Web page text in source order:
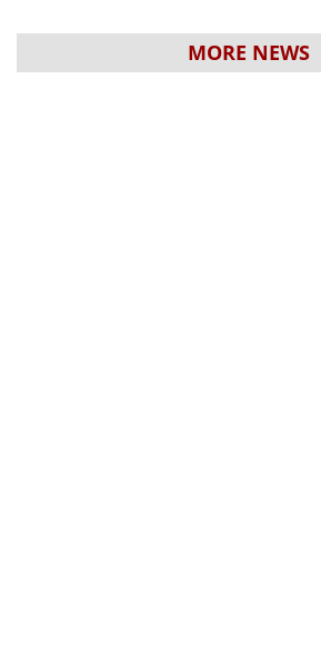
MORE NEWS